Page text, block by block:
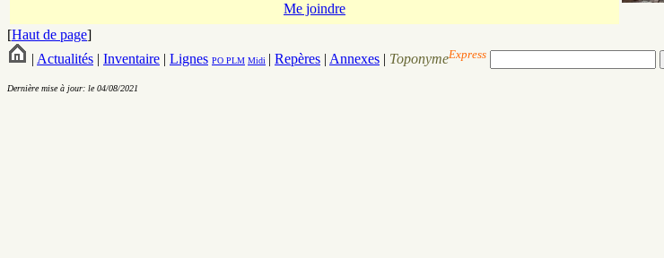
Me joindre
[Haut de page]
| Actualités | Inventaire | Lignes PO PLM Midi | Repères | Annexes | ToponymeExpress
Dernière mise à jour: le 04/08/2021